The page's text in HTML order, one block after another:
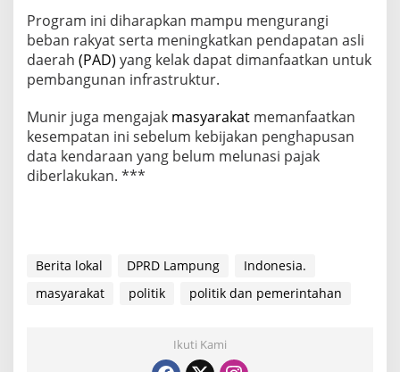
Program ini diharapkan mampu mengurangi
beban rakyat serta meningkatkan pendapatan asli
daerah (PAD) yang kelak dapat dimanfaatkan untuk
pembangunan infrastruktur.
Munir juga mengajak masyarakat memanfaatkan
kesempatan ini sebelum kebijakan penghapusan
data kendaraan yang belum melunasi pajak
diberlakukan. ***
Berita lokal DPRD Lampung
Indonesia.
masyarakat
politik politik dan pemerintahan
Ikuti Kami